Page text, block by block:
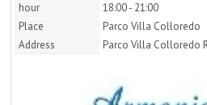
hour
18:00 - 21:00
Place
Parco Villa Colloredo
Address
Parco Villa Colloredo